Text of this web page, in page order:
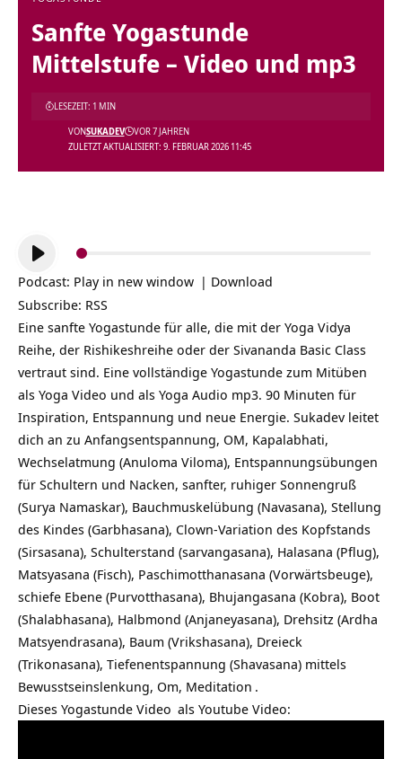
Sanfte Yogastunde
Mittelstufe – Video und mp3
ZULETZT AKTUALISIERT: 9. FEBRUAR 2026 11:45
VONSUKADEV VOR 7 JAHREN
LESEZEIT: 1 MIN
Audio-
Player
Podcast: Play in new window | Download
Subscribe: RSS
Eine sanfte Yogastunde für alle, die mit der Yoga Vidya
Reihe, der Rishikeshreihe oder der Sivananda Basic Class
vertraut sind. Eine vollständige Yogastunde zum Mitüben
als Yoga Video und als Yoga Audio mp3. 90 Minuten für
Inspiration, Entspannung und neue Energie. Sukadev leitet
dich an zu Anfangsentspannung, OM, Kapalabhati,
Wechselatmung (Anuloma Viloma), Entspannungsübungen
für Schultern und Nacken, sanfter, ruhiger Sonnengruß
(Surya Namaskar), Bauchmuskelübung (Navasana), Stellung
des Kindes (Garbhasana), Clown-Variation des Kopfstands
(Sirsasana), Schulterstand (sarvangasana), Halasana (Pflug),
Matsyasana (Fisch), Paschimotthanasana (Vorwärtsbeuge),
schiefe Ebene (Purvotthasana), Bhujangasana (Kobra), Boot
(Shalabhasana), Halbmond (Anjaneyasana), Drehsitz (Ardha
Matsyendrasana), Baum (Vrikshasana), Dreieck
(Trikonasana), Tiefenentspannung (Shavasana) mittels
Bewusstseinslenkung, Om, Meditation .
Dieses Yogastunde Video als Youtube Video: